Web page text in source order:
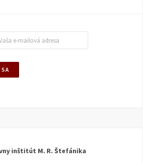
inštitút M. R. Štefánika